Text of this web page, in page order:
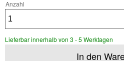
Anzahl
Lieferbar innerhalb von 3 - 5 Werktagen